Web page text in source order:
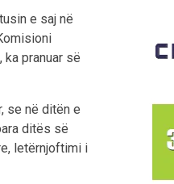
e saj në
pranuar së
se në ditën e
ditës së
letërnjoftimi i